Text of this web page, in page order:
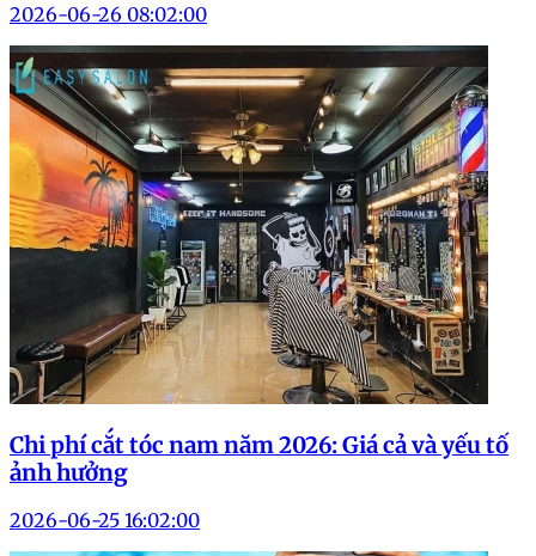
2026-06-26 08:02:00
Chi phí cắt tóc nam năm 2026: Giá cả và yếu tố
ảnh hưởng
2026-06-25 16:02:00